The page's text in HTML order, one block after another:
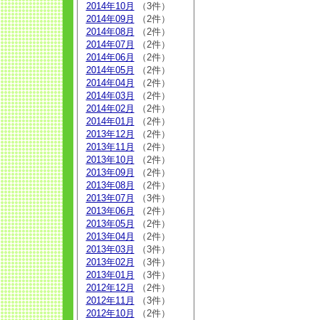
2014年10月
（3件）
2014年09月
（2件）
2014年08月
（2件）
2014年07月
（2件）
2014年06月
（2件）
2014年05月
（2件）
2014年04月
（2件）
2014年03月
（2件）
2014年02月
（2件）
2014年01月
（2件）
2013年12月
（2件）
2013年11月
（2件）
2013年10月
（2件）
2013年09月
（2件）
2013年08月
（2件）
2013年07月
（3件）
2013年06月
（2件）
2013年05月
（2件）
2013年04月
（2件）
2013年03月
（3件）
2013年02月
（3件）
2013年01月
（3件）
2012年12月
（2件）
2012年11月
（3件）
2012年10月
（2件）